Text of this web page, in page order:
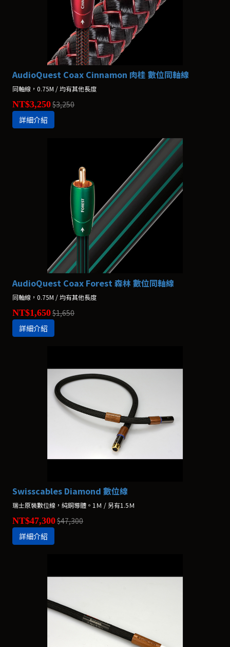
AudioQuest Coax Cinnamon 肉桂 數位同軸線
同軸線，0.75M / 均有其他長度
NT$3,250$3,250
詳細介紹
AudioQuest Coax Forest 森林 數位同軸線
同軸線，0.75M / 均有其他長度
NT$1,650$1,650
詳細介紹
Swisscables Diamond 數位線
瑞士原裝數位線，純銅導體。1Ｍ / 另有1.5Ｍ
NT$47,300$47,300
詳細介紹